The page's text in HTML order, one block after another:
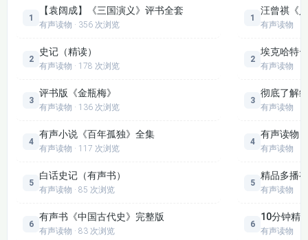
140【宋史】
142【宋史】 143【宋史】
144【宋史】 145【元史】
146【元史】
150【元史】
152【元史】 153【元史】
王濬造船，最终攻灭东吴，三家归晋，结束了三国鼎立的局面。
生动讲述：配音演员用富有感染力的声音，将历史事件和人物故
事讲得绘声绘色，让听众仿佛置身于历史现场，增强了历史的代
入感。
节奏适中：每集内容聚焦一个或几个核心事件或人物，篇幅适
文化浸润：在讲述历史的同时，融入了丰富的文化知识，如成语
典故、礼仪习俗等，让听众在了解历史的同时，感受华夏文化的
博大精深。
《【有声书】五千年华夏简史》为听众打开了一扇了解华夏历史
从历史中汲取智慧和力量。无论是历史爱好者，还是想快速了解
1
【袁阔成】《三国演义》评书全套
有声读物 · 356 次浏览
2
史记（精读）
有声读物 · 178 次浏览
3
评书版《金瓶梅》
有声读物 · 136 次浏览
4
有声小说《百年孤独》全集
有声读物 · 117 次浏览
5
白话史记（有声书）
有声读物 · 85 次浏览
6
有声书《中国古代史》完整版
有声读物 · 83 次浏览
1
汪曾祺《
有声读物
2
埃克哈特·
有声读物
3
彻底了解
有声读物
4
有声读物
有声读物
5
精品多播
有声读物
6
10分钟精
有声读物